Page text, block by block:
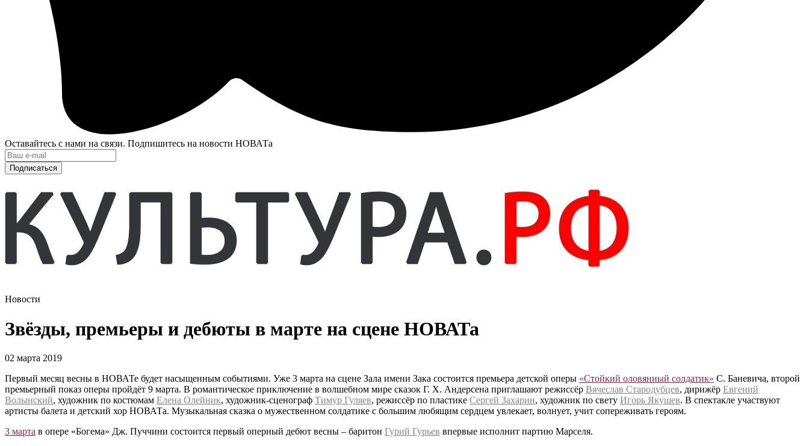
Оставайтесь с нами на связи. Подпишитесь на новости НОВАТа
Подписаться
Новости
Звёзды, премьеры и дебюты в марте на сцене НОВАТа
02 марта 2019
Первый месяц весны в НОВАТе будет насыщенным событиями. Уже 3 марта на сцене Зала имени Зака состоится премьера детской оперы «Стойкий оловянный солдатик» С. Баневича, второй
премьерный показ оперы пройдёт 9 марта. В романтическое приключение в волшебном мире сказок Г. Х. Андерсена приглашают режиссёр Вячеслав Стародубцев, дирижёр Евгений
Волынский, художник по костюмам Елена Олейник, художник-сценограф Тимур Гуляев, режиссёр по пластике Сергей Захарин, художник по свету Игорь Якушев. В спектакле участвуют
артисты балета и детский хор НОВАТа. Музыкальная сказка о мужественном солдатике с большим любящим сердцем увлекает, волнует, учит сопереживать героям.
3 марта в опере «Богема» Дж. Пуччини состоится первый оперный дебют весны – баритон Гурий Гурьев впервые исполнит партию Марселя.